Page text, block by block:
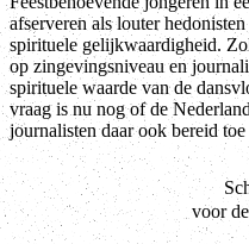
afserveren als louter
spirituele gelijkwaardigheid.
op zingevingsniveau en
spirituele waarde van de
vraag is nu nog of de
journalisten daar ook bereid
voor